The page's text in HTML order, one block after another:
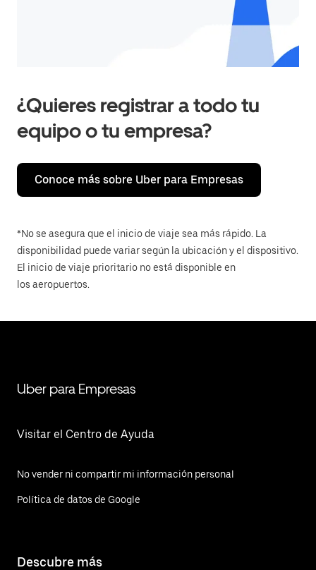
¿Quieres registrar a todo tu
equipo o tu empresa?
Conoce más sobre Uber para Empresas
*No se asegura que el inicio de viaje sea más rápido. La
disponibilidad puede variar según la ubicación y el dispositivo.
El inicio de viaje prioritario no está disponible en
los aeropuertos.
Uber para Empresas
Visitar el Centro de Ayuda
No vender ni compartir mi información personal
Política de datos de Google
Descubre más